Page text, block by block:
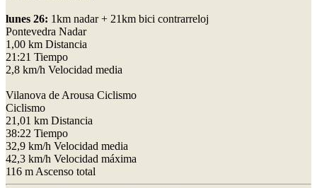
lunes 26: 1km nadar + 21km bici contrarreloj
Pontevedra Nadar
1,00 km Distancia
21:21 Tiempo
2,8 km/h Velocidad media
Vilanova de Arousa Ciclismo
Ciclismo
21,01 km Distancia
38:22 Tiempo
32,9 km/h Velocidad media
42,3 km/h Velocidad máxima
116 m Ascenso total